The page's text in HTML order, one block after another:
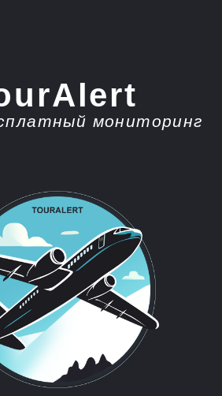
из
в Египет
мониторинг цен
в Телеграм
мониторинг